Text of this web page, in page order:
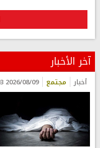
آخر الأخبار
أخبار مجتمع 2026/08/09 11:03